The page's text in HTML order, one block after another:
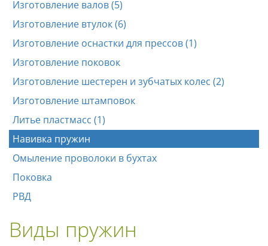
Изготовление валов (5)
Изготовление втулок (6)
Изготовление оснастки для прессов (1)
Изготовление поковок
Изготовление шестерен и зубчатых колес (2)
Изготовление штамповок
Литье пластмасс (1)
Навивка пружин
Омыление проволоки в бухтах
Поковка
РВД
Виды пружин